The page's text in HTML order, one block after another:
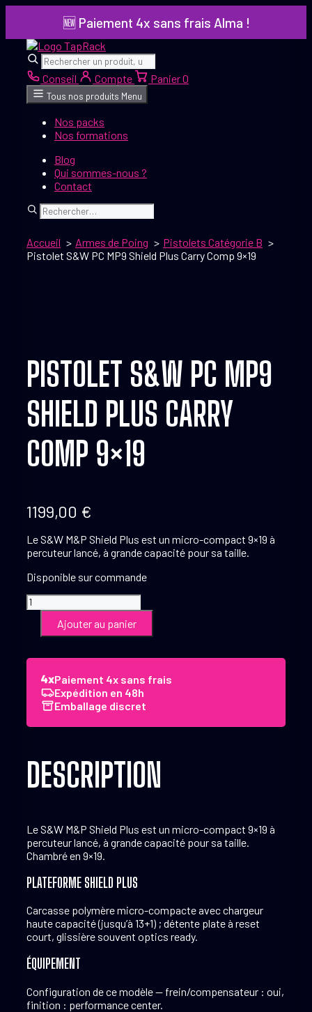
contenu
🆕 Paiement 4x sans frais Alma !
Rechercher Rechercher
Conseil Compte Panier0
Tous nos produits Menu
Nos packs
Nos formations
Blog
Qui sommes-nous ?
Contact
Rechercher
Accueil Armes de Poing
Pistolets Catégorie B
Pistolet S&W PC MP9 Shield Plus Carry Comp 9×19
PISTOLET S&W PC MP9
SHIELD PLUS CARRY
COMP 9×19
1199,00 €
Le S&W M&P Shield Plus est un micro-compact 9×19 à
percuteur lancé, à grande capacité pour sa taille.
Disponible sur commande
quantité
de
Pistolet
S&W
Shield
Plus
Carry
Ajouter au panier
Paiement 4x sans frais
Expédition en 48h
Emballage discret
DESCRIPTION
Le S&W M&P Shield Plus est un micro-compact 9×19 à
percuteur lancé, à grande capacité pour sa taille.
Chambré en 9×19.
PLATEFORME SHIELD PLUS
Carcasse polymère micro-compacte avec chargeur
haute capacité (jusqu’à 13+1) ; détente plate à reset
court, glissière souvent optics ready.
ÉQUIPEMENT
Configuration de ce modèle — frein/compensateur : oui,
finition : performance center.